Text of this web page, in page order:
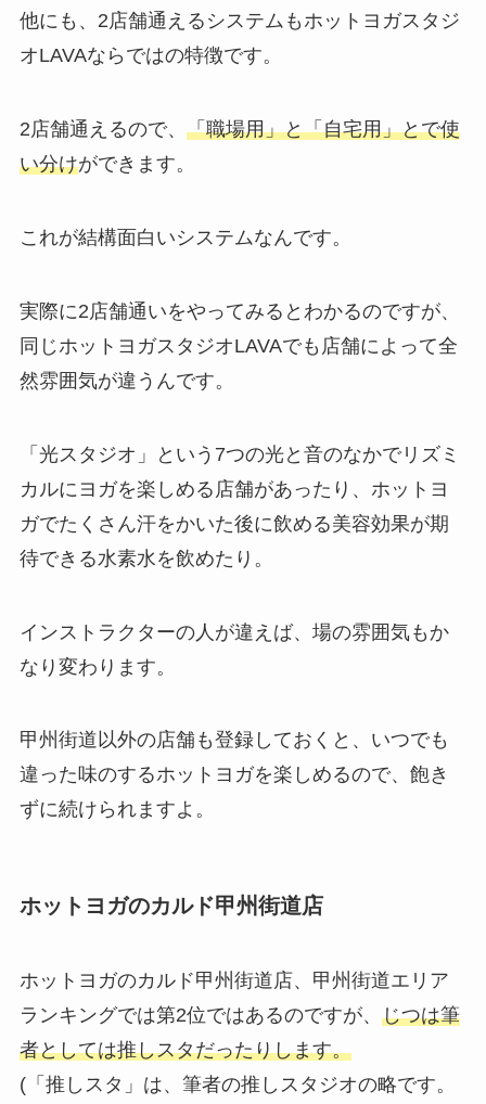
他にも、2店舗通えるシステムもホットヨガスタジ
オLAVAならではの特徴です。
2店舗通えるので、 「職場用」と「自宅用」とで使
い分けができます。
これが結構面白いシステムなんです。
実際に2店舗通いをやってみるとわかるのですが、
同じホットヨガスタジオLAVAでも店舗によって全
然雰囲気が違うんです。
「光スタジオ」
という7つの光と音のなかでリズミ
カルにヨガを楽しめる店舗があったり、ホットヨ
ガでたくさん汗をかいた後に飲める美容効果が期
待できる水素水を飲めたり。
インストラクターの人が違えば、場の雰囲気もか
なり変わります。
甲州街道以外の店舗も登録しておくと、いつでも
違った味のするホットヨガを楽しめるので、飽き
ずに続けられますよ。
ホットヨガのカルド甲州街道店
ホットヨガのカルド甲州街道店、甲州街道エリア
ランキングでは第2位ではあるのですが、 じつは筆
者としては推しスタだったりします。
(「推しスタ」は、筆者の推しスタジオの略です。